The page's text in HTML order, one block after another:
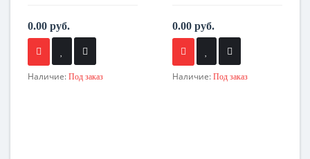
0.00 руб.
Наличие: Под заказ
0.00 руб.
Наличие: Под заказ